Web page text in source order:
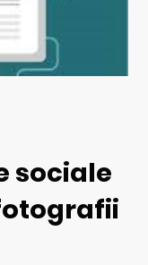
sociale